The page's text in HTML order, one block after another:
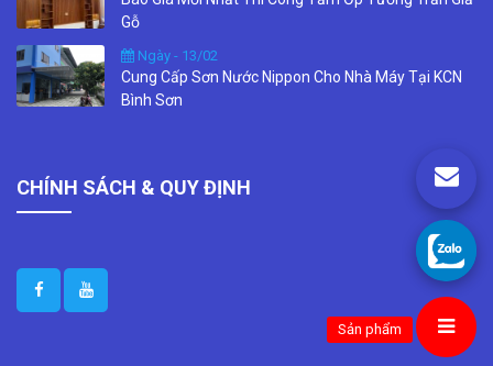
Gỗ
Ngày - 13/02
Cung Cấp Sơn Nước Nippon Cho Nhà Máy Tại KCN
Bình Sơn
CHÍNH SÁCH & QUY ĐỊNH
Sản phẩm